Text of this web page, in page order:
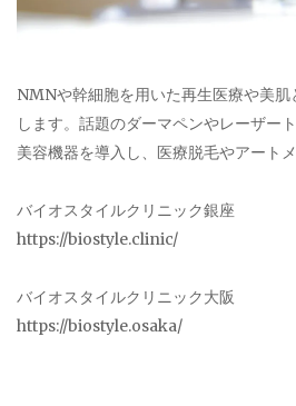
NMNや幹細胞を用いた再生医療や美肌
します。話題のダーマペンやレーザー
美容機器を導入し、医療脱毛やアートメ
バイオスタイルクリニック銀座
https://biostyle.clinic/
バイオスタイルクリニック大阪
https://biostyle.osaka/